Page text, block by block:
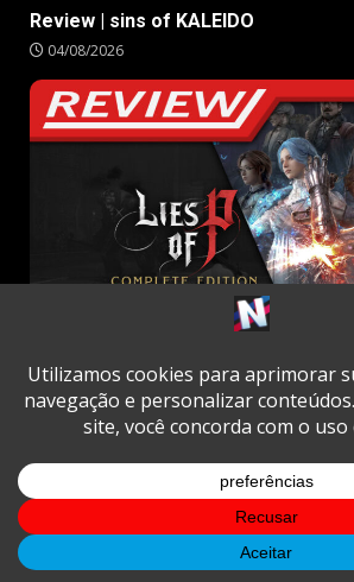
Review | sins of KALEIDO
04/08/2026
Review | Lies of P: Complete Edition
03/08/2026